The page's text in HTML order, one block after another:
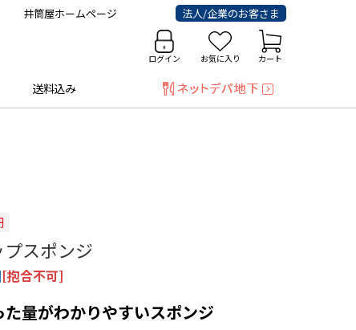
井筒屋ホームページ 法人/企業のお客さま
ログイン お気に入り カート
送料込み
スポンジ
[抱合不可]
量がわかりやすいスポンジ